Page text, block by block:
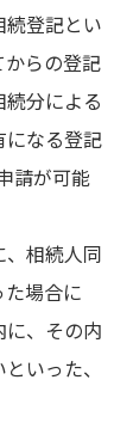
登記とい
からの登記
分による
になる登記
請が可能
相続人同
場合に
に、その内
いった、